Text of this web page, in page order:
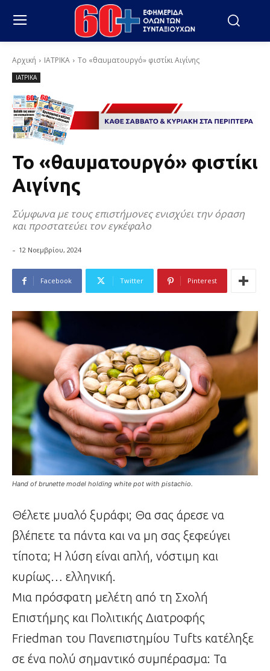
Αρχική ΙΑΤΡΙΚΑ Το «θαυματουργό» φιστίκι Αιγίνης
ΙΑΤΡΙΚΑ
Το «θαυματουργό» φιστίκι
Αιγίνης
Σύμφωνα με τους επιστήμονες ενισχύει την όραση
και προστατεύει τον εγκέφαλο
- 12 Νοεμβρίου, 2024
Facebook Twitter Pinterest
Hand of brunette model holding white pot with pistachio.
Θέλετε μυαλό ξυράφι; Θα σας άρεσε να
βλέπετε τα πάντα και να μη σας ξεφεύγει
τίποτα; Η λύση είναι απλή, νόστιμη και
κυρίως… ελληνική.
Μια πρόσφατη μελέτη από τη Σχολή
Επιστήμης και Πολιτικής Διατροφής
Friedman του Πανεπιστημίου Tufts κατέληξε
σε ένα πολύ σημαντικό συμπέρασμα: Τα